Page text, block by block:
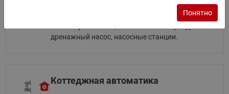
насосы, RMV-многоступенчатые вертикальные
дренажный насос, насосные станции.
Коттеджная автоматика
Понятно